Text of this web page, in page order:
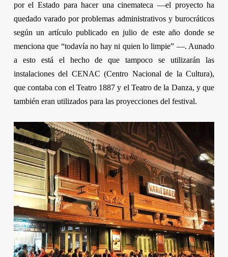
por el Estado para hacer una cinemateca —el proyecto ha
quedado varado por problemas administrativos y burocráticos
según un artículo publicado en julio de este año donde se
menciona que “todavía no hay ni quien lo limpie” —. Aunado
a esto está el hecho de que tampoco se utilizarán las
instalaciones del CENAC (Centro Nacional de la Cultura),
que contaba con el Teatro 1887 y el Teatro de la Danza, y que
también eran utilizados para las proyecciones del festival.